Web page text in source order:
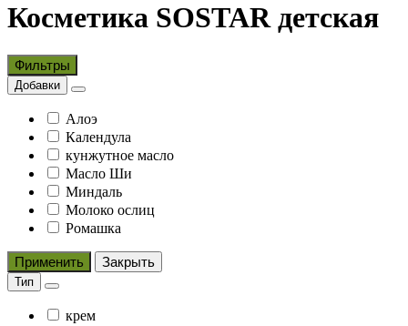
Косметика SOSTAR детская
Фильтры
Добавки
Алоэ
Календула
кунжутное масло
Масло Ши
Миндаль
Молоко ослиц
Ромашка
Применить Закрыть
Тип
крем